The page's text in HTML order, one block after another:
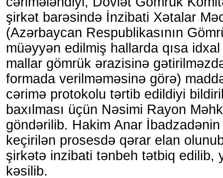
şirkət barəsində İnzibati Xətalar
(Azərbaycan Respublikasının
müəyyən edilmiş hallarda qısa
mallar gömrük ərazisinə
formada verilməməsinə görə)
cərimə protokolu tərtib edildiyi
baxılması üçün Nəsimi Rayon
göndərilib. Hakim Anar
keçirilən prosesdə qərar elan
şirkətə inzibati tənbeh tətbiq edilib,
kəsilib.